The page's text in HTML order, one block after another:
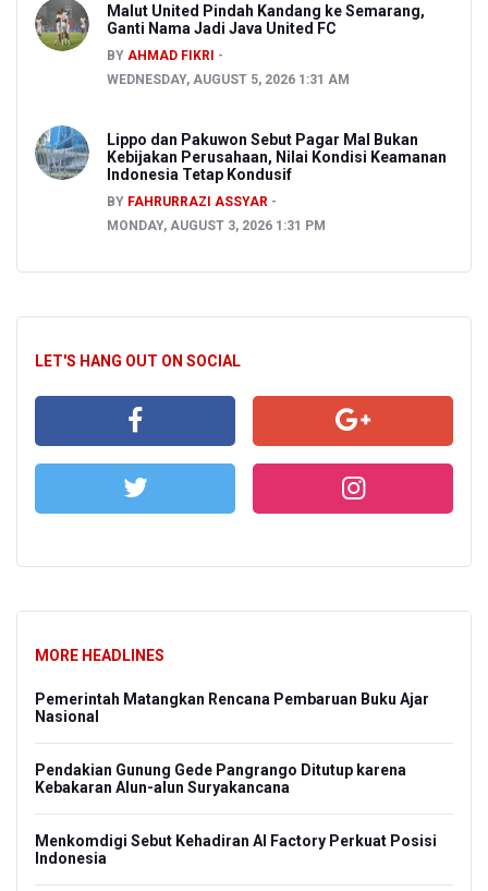
Malut United Pindah Kandang ke Semarang,
Ganti Nama Jadi Java United FC
BY AHMAD FIKRI
WEDNESDAY, AUGUST 5, 2026 1:31 AM
Lippo dan Pakuwon Sebut Pagar Mal Bukan
Kebijakan Perusahaan, Nilai Kondisi Keamanan
Indonesia Tetap Kondusif
BY FAHRURRAZI ASSYAR
MONDAY, AUGUST 3, 2026 1:31 PM
LET'S HANG OUT ON SOCIAL
MORE HEADLINES
Pemerintah Matangkan Rencana Pembaruan Buku Ajar
Nasional
Pendakian Gunung Gede Pangrango Ditutup karena
Kebakaran Alun-alun Suryakancana
Menkomdigi Sebut Kehadiran AI Factory Perkuat Posisi
Indonesia